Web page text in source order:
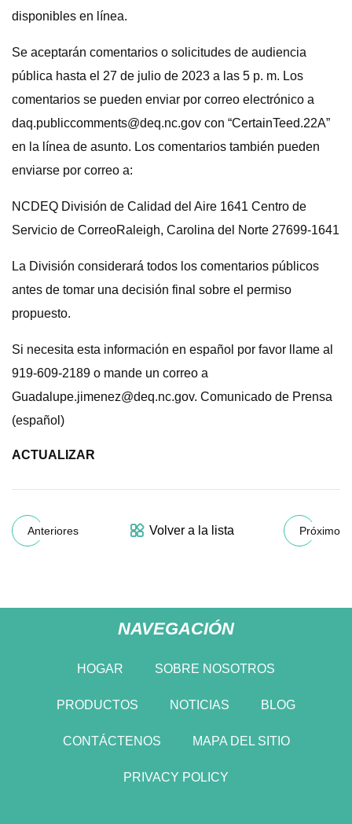
disponibles en línea.
Se aceptarán comentarios o solicitudes de audiencia
pública hasta el 27 de julio de 2023 a las 5 p. m. Los
comentarios se pueden enviar por correo electrónico a
daq.publiccomments@deq.nc.gov con “CertainTeed.22A”
en la línea de asunto. Los comentarios también pueden
enviarse por correo a:
NCDEQ División de Calidad del Aire 1641 Centro de
Servicio de CorreoRaleigh, Carolina del Norte 27699-1641
La División considerará todos los comentarios públicos
antes de tomar una decisión final sobre el permiso
propuesto.
Si necesita esta información en español por favor llame al
919-609-2189 o mande un correo a
Guadalupe.jimenez@deq.nc.gov. Comunicado de Prensa
(español)
ACTUALIZAR
Anteriores Volver a la lista Próximo
NAVEGACIÓN
HOGAR SOBRE NOSOTROS
PRODUCTOS NOTICIAS BLOG
CONTÁCTENOS MAPA DEL SITIO
PRIVACY POLICY